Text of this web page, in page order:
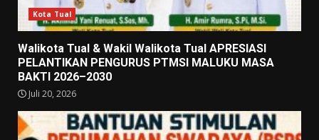
Kota Tual
Walikota Tual & Wakil Walikota Tual APRESIASI
PELANTIKAN PENGURUS PTMSI MALUKU MASA
BAKTI 2026–2030
Juli 20, 2026